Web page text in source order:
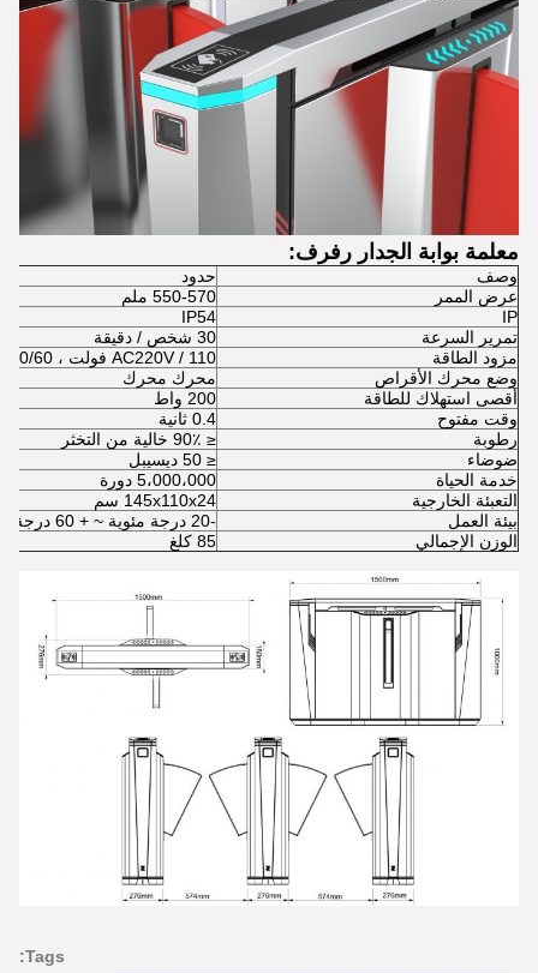
معلمة بوابة الجدار رفرف:
وصف
حدود
عرض الممر
550-570 ملم
IP
IP54
تمرير السرعة
30 شخص / دقيقة
مزود الطاقة
AC220V / 110 فولت ، 50/60 هرتز
وضع محرك الأقراص
محرك محرك
أقصى استهلاك للطاقة
200 واط
وقت مفتوح
0.4 ثانية
رطوبة
≤ 90٪ خالية من التخثر
ضوضاء
≤ 50 ديسيبل
خدمة الحياة
5،000،000 دورة
التعبئة الخارجية
145x110x24 سم
بيئة العمل
-20 درجة مئوية ~ + 60 درجة مئوية
الوزن الإجمالي
85 كلغ
Tags: